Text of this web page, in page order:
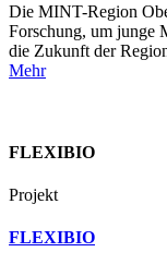
Die MINT-Region
Forschung, um junge
die Zukunft der
Mehr
FLEXIBIO
Projekt
FLEXIBIO